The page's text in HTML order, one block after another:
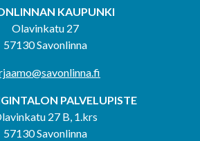
KAUPUNKI
Olavinkatu 27
57130 Savonlinna
PALVELUPISTE
27 B, 1.krs
57130 Savonlinna